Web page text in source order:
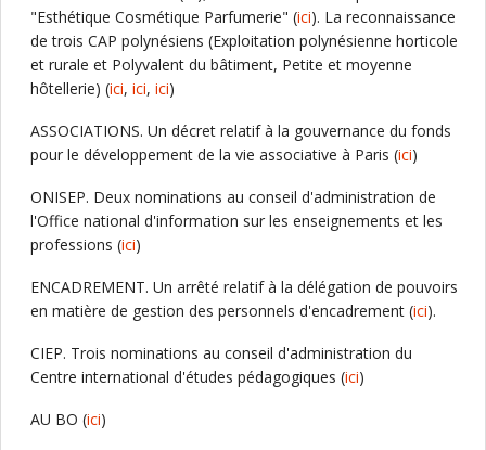
"Esthétique Cosmétique Parfumerie" (ici). La reconnaissance
de trois CAP polynésiens (Exploitation polynésienne horticole
et rurale et Polyvalent du bâtiment, Petite et moyenne
hôtellerie) (ici, ici, ici)
ASSOCIATIONS. Un décret relatif à la gouvernance du fonds
pour le développement de la vie associative à Paris (ici)
ONISEP. Deux nominations au conseil d'administration de
l'Office national d'information sur les enseignements et les
professions (ici)
ENCADREMENT. Un arrêté relatif à la délégation de pouvoirs
en matière de gestion des personnels d'encadrement (ici).
CIEP. Trois nominations au conseil d'administration du
Centre international d'études pédagogiques (ici)
AU BO (ici)